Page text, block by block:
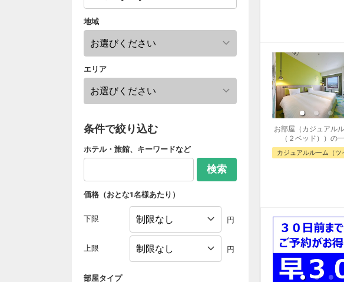
地域
エリア
条件で絞り込む
ホテル・旅館、キーワードなど
検索
価格（おとな1名様あたり）
下限 円
上限 円
部屋タイプ
お部屋（カジュアル
（２ベッド））の
カジュアルルーム（ツ